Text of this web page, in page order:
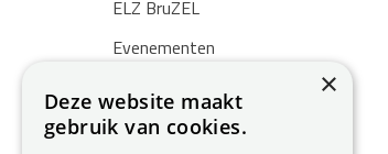
ELZ BruZEL
Evenementen
Nieuws
Zoekertjes
×
Deze website maakt
gebruik van cookies.